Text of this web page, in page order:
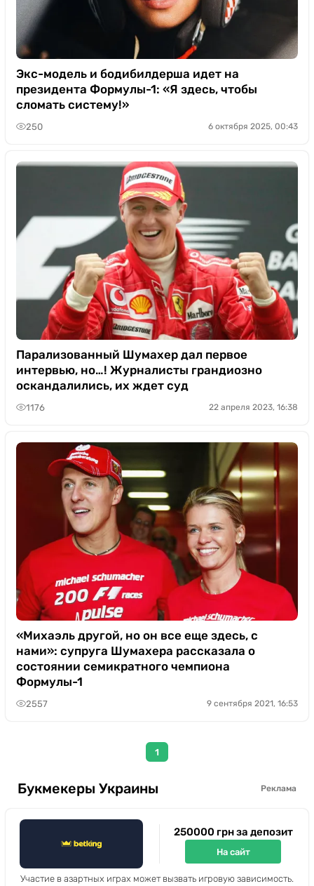
Экс-модель и бодибилдерша идет на
президента Формулы-1: «Я здесь, чтобы
сломать систему!»
250 6 октября 2025, 00:43
Парализованный Шумахер дал первое
интервью, но…! Журналисты грандиозно
оскандалились, их ждет суд
1176 22 апреля 2023, 16:38
«Михаэль другой, но он все еще здесь, с
нами»: супруга Шумахера рассказала о
состоянии семикратного чемпиона
Формулы-1
2557 9 сентября 2021, 16:53
1
Букмекеры Украины Реклама
250000 грн за депозит
На сайт
Участие в азартных играх может вызвать игровую зависимость.